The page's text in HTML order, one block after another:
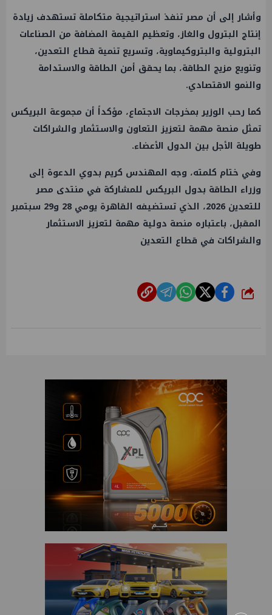
وأشار إلى أن مصر تنفذ استراتيجية متكاملة تستهدف زيادة
إنتاج البترول والغاز، وتعظيم القيمة المضافة من الصناعات
البترولية والبتروكيماوية، وتسريع تنمية قطاع التعدين،
وتنويع مزيج الطاقة، بما يحقق أمن الطاقة والاستدامة
والنمو الاقتصادي.
كما رحب الوزير بمخرجات الاجتماع، مؤكداً أن مجموعة البريكس
تمثل منصة مهمة لتعزيز التعاون والاستثمار والشراكات
طويلة الأجل بين الدول الأعضاء.
وفي ختام كلمته، وجه المهندس كريم بدوي الدعوة إلى
وزراء الطاقة بدول البريكس للمشاركة في منتدى مصر
للتعدين 2026، الذي تستضيفه القاهرة يومي 28 و29 سبتمبر
المقبل، باعتباره منصة دولية مهمة لتعزيز الاستثمار
والشراكات في قطاع التعدين
شارك